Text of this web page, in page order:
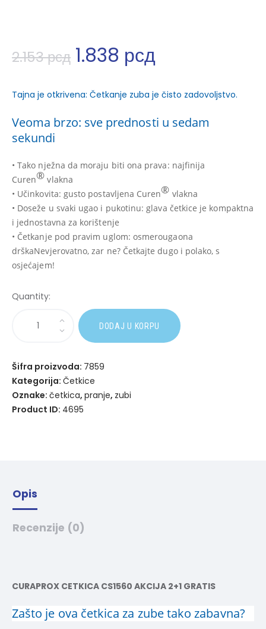
2.153рсд 1.838 рсд
Tajna je otkrivena: Četkanje zuba je čisto zadovoljstvo.
Veoma brzo: sve prednosti u sedam
sekundi
• Tako nježna da moraju biti ona prava: najfinija
Curen® vlakna
• Učinkovita: gusto postavljena Curen® vlakna
• Doseže u svaki ugao i pukotinu: glava četkice je kompaktna
i jednostavna za korištenje
• Četkanje pod pravim uglom: osmerougaona
drškaNevjerovatno, zar ne? Četkajte dugo i polako, s
osjećajem!
Quantity:
DODAJ U KORPU
Šifra proizvoda: 7859
Kategorija: Četkice
Oznake: četkica, pranje, zubi
Product ID: 4695
Opis
Recenzije (0)
CURAPROX CETKICA CS1560 AKCIJA 2+1 GRATIS
Zašto je ova četkica za zube tako zabavna?